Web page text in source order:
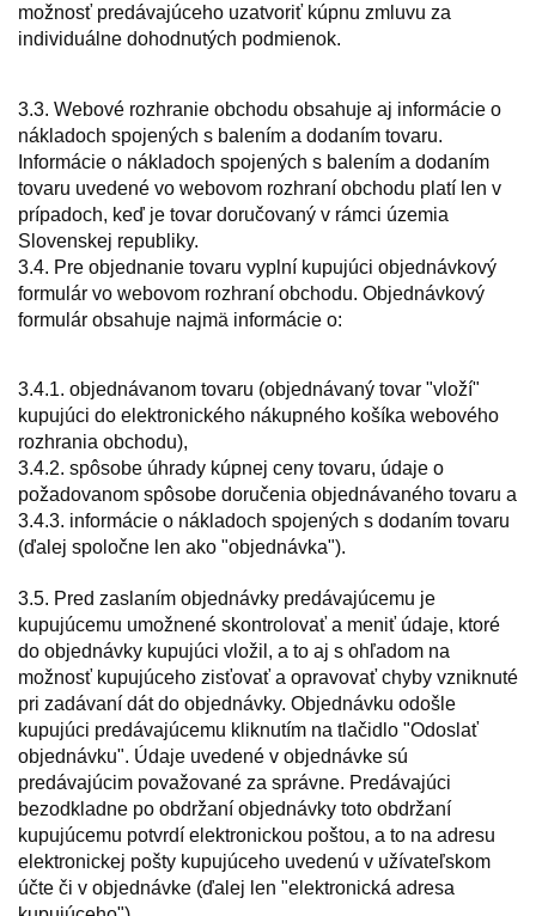
možnosť predávajúceho uzatvoriť kúpnu zmluvu za
individuálne dohodnutých podmienok.
3.3. Webové rozhranie obchodu obsahuje aj informácie o
nákladoch spojených s balením a dodaním tovaru.
Informácie o nákladoch spojených s balením a dodaním
tovaru uvedené vo webovom rozhraní obchodu platí len v
prípadoch, keď je tovar doručovaný v rámci územia
Slovenskej republiky.
3.4. Pre objednanie tovaru vyplní kupujúci objednávkový
formulár vo webovom rozhraní obchodu. Objednávkový
formulár obsahuje najmä informácie o:
3.4.1. objednávanom tovaru (objednávaný tovar "vloží"
kupujúci do elektronického nákupného košíka webového
rozhrania obchodu),
3.4.2. spôsobe úhrady kúpnej ceny tovaru, údaje o
požadovanom spôsobe doručenia objednávaného tovaru a
3.4.3. informácie o nákladoch spojených s dodaním tovaru
(ďalej spoločne len ako "objednávka").
3.5. Pred zaslaním objednávky predávajúcemu je
kupujúcemu umožnené skontrolovať a meniť údaje, ktoré
do objednávky kupujúci vložil, a to aj s ohľadom na
možnosť kupujúceho zisťovať a opravovať chyby vzniknuté
pri zadávaní dát do objednávky. Objednávku odošle
kupujúci predávajúcemu kliknutím na tlačidlo "Odoslať
objednávku". Údaje uvedené v objednávke sú
predávajúcim považované za správne. Predávajúci
bezodkladne po obdržaní objednávky toto obdržaní
kupujúcemu potvrdí elektronickou poštou, a to na adresu
elektronickej pošty kupujúceho uvedenú v užívateľskom
účte či v objednávke (ďalej len "elektronická adresa